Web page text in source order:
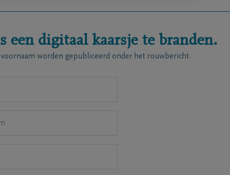
een digitaal kaarsje te branden.
worden gepubliceerd onder het rouwbericht.